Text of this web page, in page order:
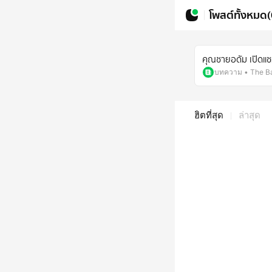
โพสต์ทั้งหมด
คุณชายอดัม เปิดแช
บทความ • The
ฮิตที่สุด ล่าสุด